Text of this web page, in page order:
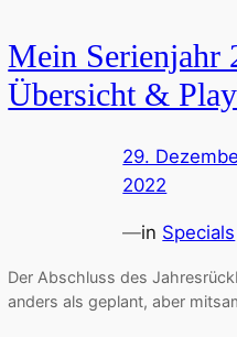
Mein Serienjahr
Übersicht &
29.
2022
—in Specials
Der Abschluss des
anders als geplant, aber